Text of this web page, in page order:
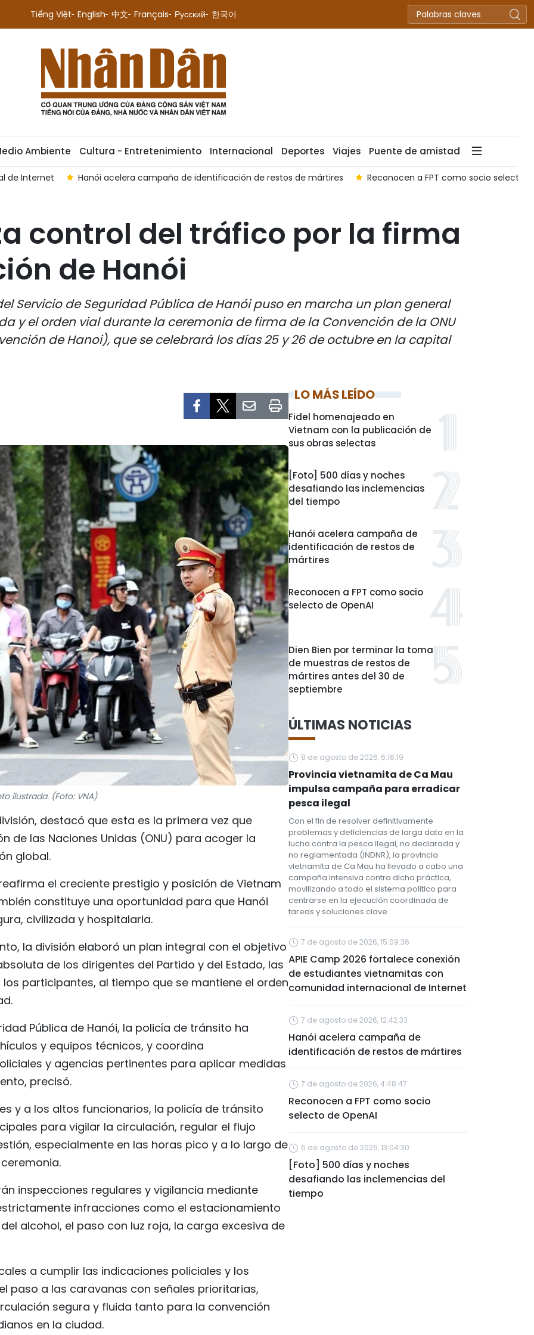
Tiếng Việt English 中文 Français Русский 한국어
Ambiente Cultura - Entretenimiento Internacional Deportes Viajes Puente de amistad
Reconocen a FPT como socio selecto de OpenAI [Foto] 500 días y noches desafiando las inclemencias del
control del tráfico por la firma
de Hanói
Servicio de Seguridad Pública de Hanói puso en marcha un plan general
y el orden vial durante la ceremonia de firma de la Convención de la ONU
de Hanoi), que se celebrará los días 25 y 26 de octubre en la capital
ilustrada. (Foto: VNA)
destacó que esta es la primera vez que
de las Naciones Unidas (ONU) para acoger la
global.
el creciente prestigio y posición de Vietnam
constituye una oportunidad para que Hanói
civilizada y hospitalaria.
la división elaboró un plan integral con el objetivo
de los dirigentes del Partido y del Estado, las
participantes, al tiempo que se mantiene el orden
Pública de Hanói, la policía de tránsito ha
y equipos técnicos, y coordina
y agencias pertinentes para aplicar medidas
precisó.
y a los altos funcionarios, la policía de tránsito
para vigilar la circulación, regular el flujo
especialmente en las horas pico y a lo largo de
inspecciones regulares y vigilancia mediante
infracciones como el estacionamiento
alcohol, el paso con luz roja, la carga excesiva de
a cumplir las indicaciones policiales y los
paso a las caravanas con señales prioritarias,
segura y fluida tanto para la convención
en la ciudad.
LO MÁS LEÍDO
Fidel homenajeado en
Vietnam con la publicación de
sus obras selectas
[Foto] 500 días y noches
desafiando las inclemencias
del tiempo
Hanói acelera campaña de
identificación de restos de
mártires
Reconocen a FPT como socio
selecto de OpenAI
Dien Bien por terminar la toma
de muestras de restos de
mártires antes del 30 de
septiembre
ÚLTIMAS NOTICIAS
8 de agosto de 2026, 6:16:19
Provincia vietnamita de Ca Mau
impulsa campaña para erradicar
pesca ilegal
Con el fin de resolver definitivamente
problemas y deficiencias de larga data en la
lucha contra la pesca ilegal, no declarada y
no reglamentada (INDNR), la provincia
vietnamita de Ca Mau ha llevado a cabo una
campaña intensiva contra dicha práctica,
movilizando a todo el sistema político para
centrarse en la ejecución coordinada de
tareas y soluciones clave.
7 de agosto de 2026, 15:09:36
APIE Camp 2026 fortalece conexión
de estudiantes vietnamitas con
comunidad internacional de Internet
7 de agosto de 2026, 12:42:33
Hanói acelera campaña de
identificación de restos de mártires
7 de agosto de 2026, 4:48:47
Reconocen a FPT como socio
selecto de OpenAI
6 de agosto de 2026, 13:04:30
[Foto] 500 días y noches
desafiando las inclemencias del
tiempo